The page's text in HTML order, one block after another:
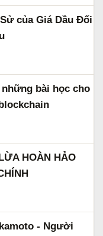
của Giá Dầu Đối
những bài học cho
HOÀN HẢO
- Người